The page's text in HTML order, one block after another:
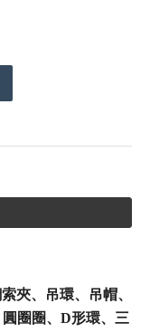
夾、吊環、吊帽、
圈圈、D形環、三